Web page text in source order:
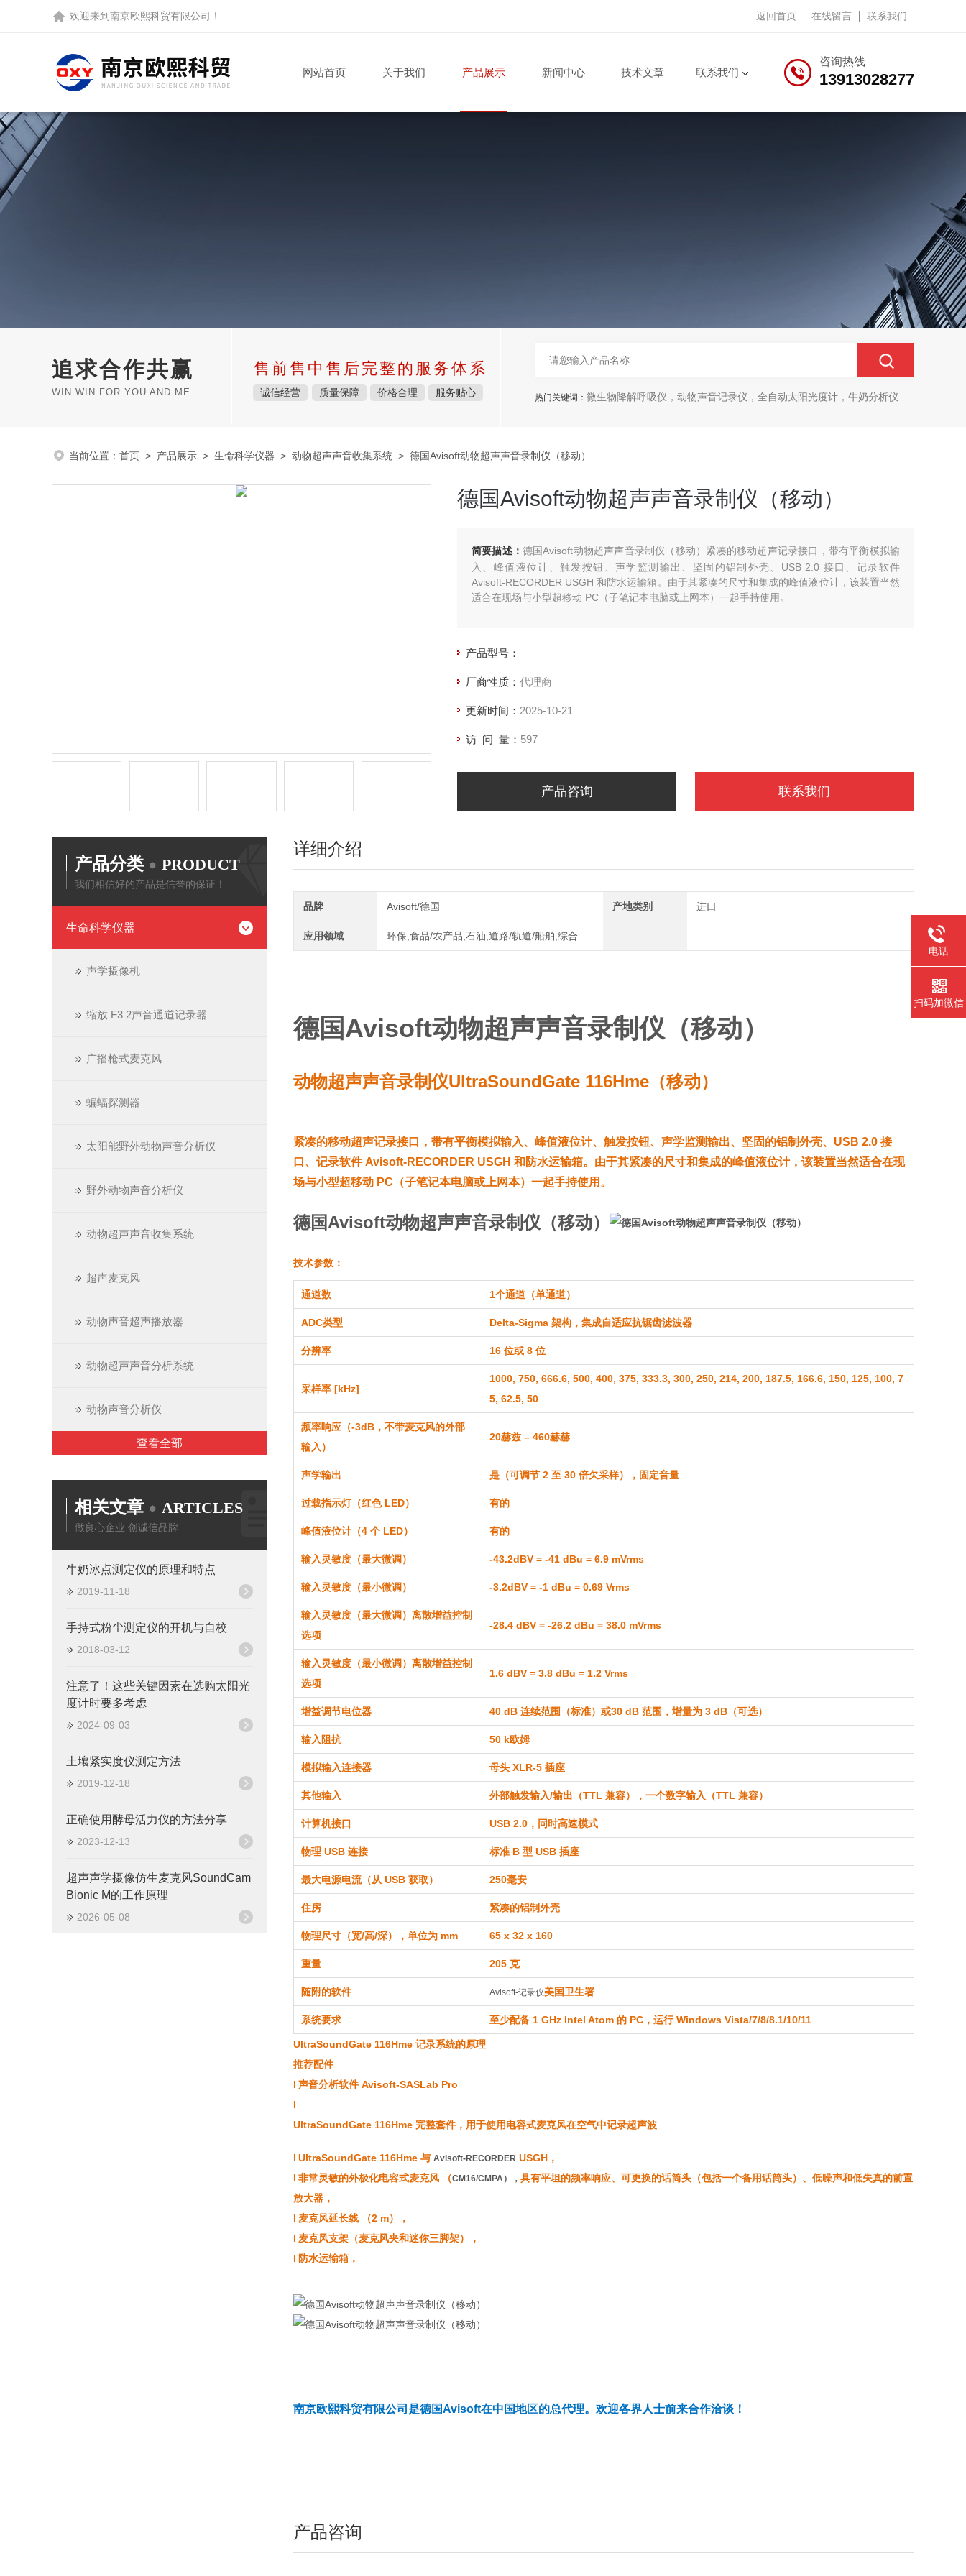
欢迎来到 南京欧熙科贸有限公司 ！ 返回首页 在线留言 联系我们
咨询热线
13913028277
网站首页 关于我们 产品展示 新闻中心 技术文章 联系我们
追求合作共赢
WIN WIN FOR YOU AND ME
售前售中售后完整的服务体系
诚信经营 质量保障 价格合理 服务贴心 热门关键词： 微生物降解呼吸仪，动物声音记录仪，全自动太阳光度计，牛奶分析仪，牛奶体细胞测定仪，质构仪，高胶强度测定仪
当前位置： 首页 > 产品展示 > 生命科学仪器 > 动物超声声音收集系统 > 德国Avisoft动物超声声音录制仪（移动）
德国Avisoft动物超声声音录制仪（移动）
简要描述：德国Avisoft动物超声声音录制仪（移动）紧凑的移动超声记录接口，带有平衡模拟输
入、峰值液位计、触发按钮、声学监测输出、坚固的铝制外壳、USB 2.0 接口、记录软件
Avisoft-RECORDER USGH 和防水运输箱。由于其紧凑的尺寸和集成的峰值液位计，该装置当然
适合在现场与小型超移动 PC（子笔记本电脑或上网本）一起手持使用。
产品型号：
厂商性质： 代理商
更新时间： 2025-10-21
访 问 量： 597
产品咨询 联系我们
产品分类 PRODUCT
我们相信好的产品是信誉的保证！
生命科学仪器
声学摄像机
缩放 F3 2声音通道记录器
广播枪式麦克风
蝙蝠探测器
太阳能野外动物声音分析仪
野外动物声音分析仪
动物超声声音收集系统
超声麦克风
动物声音超声播放器
动物超声声音分析系统
动物声音分析仪
查看全部
相关文章 ARTICLES
做良心企业 创诚信品牌
牛奶冰点测定仪的原理和特点
2019-11-18
手持式粉尘测定仪的开机与自校
2018-03-12
注意了！这些关键因素在选购太阳光
度计时要多考虑
2024-09-03
土壤紧实度仪测定方法
2019-12-18
正确使用酵母活力仪的方法分享
2023-12-13
超声声学摄像仿生麦克风SoundCam
Bionic M的工作原理
2026-05-08
详细介绍
品牌 Avisoft/德国 产地类别 进口
应用领域 环保,食品/农产品,石油,道路/轨道/船舶,综合
德国Avisoft动物超声声音录制仪（移动）
动物超声声音录制仪UltraSoundGate 116Hme（移动）
紧凑的移动超声记录接口，带有平衡模拟输入、峰值液位计、触发按钮、声学监测输出、坚固的铝制外壳、USB 2.0 接
口、记录软件 Avisoft-RECORDER USGH 和防水运输箱。由于其紧凑的尺寸和集成的峰值液位计，该装置当然适合在现
场与小型超移动 PC（子笔记本电脑或上网本）一起手持使用。
德国Avisoft动物超声声音录制仪（移动）
技术参数：
通道数 1个通道（单通道）
ADC类型 Delta-Sigma 架构，集成自适应抗锯齿滤波器
分辨率 16 位或 8 位
采样率 [kHz]
1000, 750, 666.6, 500, 400, 375, 333.3, 300, 250, 214, 200, 187.5, 166.6, 150, 125, 100, 7
5, 62.5, 50
频率响应（-3dB，不带麦克风的外部
输入）
20赫兹 – 460赫赫
声学输出 是（可调节 2 至 30 倍欠采样），固定音量
过载指示灯（红色 LED） 有的
峰值液位计（4 个 LED） 有的
输入灵敏度（最大微调） -43.2dBV = -41 dBu = 6.9 mVrms
输入灵敏度（最小微调） -3.2dBV = -1 dBu = 0.69 Vrms
输入灵敏度（最大微调）离散增益控制
选项
-28.4 dBV = -26.2 dBu = 38.0 mVrms
输入灵敏度（最小微调）离散增益控制
选项
1.6 dBV = 3.8 dBu = 1.2 Vrms
增益调节电位器 40 dB 连续范围（标准）或30 dB 范围，增量为 3 dB（可选）
输入阻抗 50 k欧姆
模拟输入连接器 母头 XLR-5 插座
其他输入 外部触发输入/输出（TTL 兼容），一个数字输入（TTL 兼容）
计算机接口 USB 2.0，同时高速模式
物理 USB 连接 标准 B 型 USB 插座
最大电源电流（从 USB 获取） 250毫安
住房 紧凑的铝制外壳
物理尺寸（宽/高/深），单位为 mm 65 x 32 x 160
重量 205 克
随附的软件 Avisoft-记录仪美国卫生署
系统要求 至少配备 1 GHz Intel Atom 的 PC，运行 Windows Vista/7/8/8.1/10/11
UltraSoundGate 116Hme 记录系统的原理
推荐配件
l 声音分析软件 Avisoft-SASLab Pro
l
UltraSoundGate 116Hme 完整套件，用于使用电容式麦克风在空气中记录超声波
l UltraSoundGate 116Hme 与 Avisoft-RECORDER USGH，
l 非常灵敏的外极化电容式麦克风 （CM16/CMPA）， 具有平坦的频率响应、可更换的话筒头（包括一个备用话筒头）、低噪声和低失真的前置
放大器，
l 麦克风延长线 （2 m），
l 麦克风支架（麦克风夹和迷你三脚架），
l 防水运输箱，
南京欧熙科贸有限公司是德国Avisoft在中国地区的总代理。欢迎各界人士前来合作洽谈！
产品咨询
电话
扫码加微信